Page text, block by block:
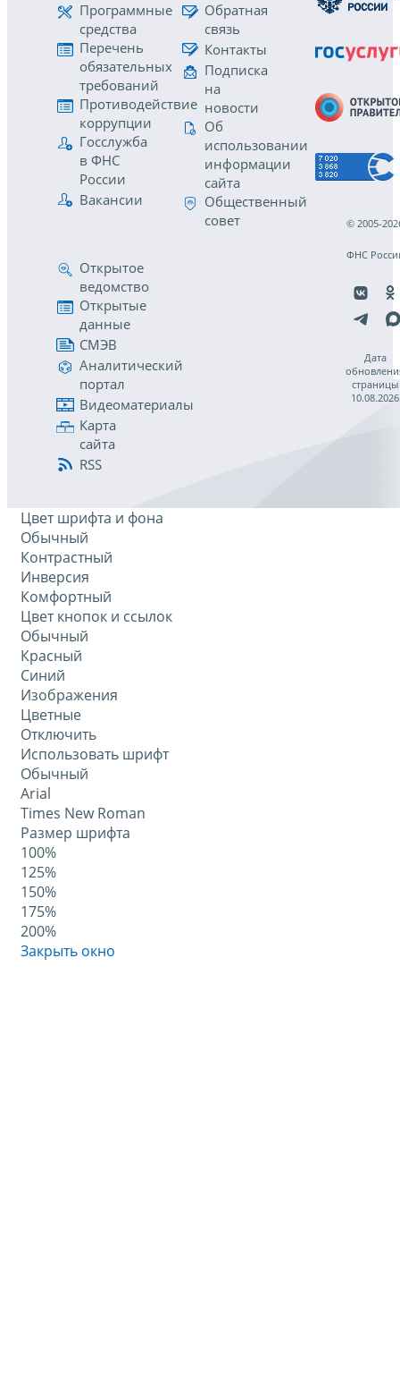
Программные
средства
Перечень
обязательных
требований
Противодействие
коррупции
Госслужба
в ФНС
России
Вакансии
Обратная
связь
Контакты
Подписка
на
новости
Об
использовании
информации
сайта
Общественный
совет
Открытое
ведомство
Открытые
данные
СМЭВ
Аналитический
портал
Видеоматериалы
Карта
сайта
RSS
© 2005-
ФНС
Дата
страницы
10.08.2026
Цвет шрифта и фона
Обычный
Контрастный
Инверсия
Комфортный
Цвет кнопок и ссылок
Обычный
Красный
Синий
Изображения
Цветные
Отключить
Использовать шрифт
Обычный
Arial
Times New Roman
Размер шрифта
100%
125%
150%
175%
200%
Закрыть окно